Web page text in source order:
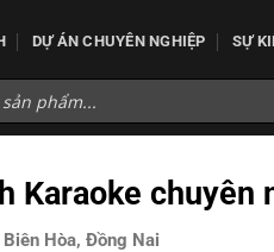
DỰ ÁN CHUYÊN NGHIỆP SỰ
Karaoke chuyên
Hòa, Đồng Nai